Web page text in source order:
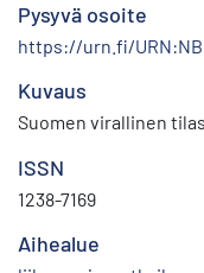
Pysyvä osoite
https://urn.fi/
Kuvaus
Suomen virallinen
ISSN
1238-7169
Aihealue